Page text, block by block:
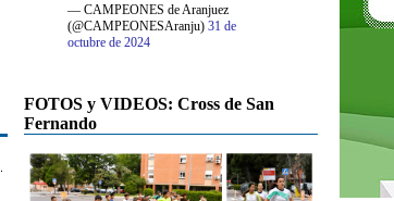
— CAMPEONES de Aranjuez
(@CAMPEONESAranju) 31 de
octubre de 2024
FOTOS y VIDEOS: Cross de San
Fernando